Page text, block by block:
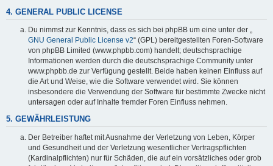
4. GENERAL PUBLIC LICENSE
Du nimmst zur Kenntnis, dass es sich bei phpBB um eine unter der „
GNU General Public License v2“ (GPL) bereitgestellten Foren-Software
von phpBB Limited (www.phpbb.com) handelt; deutschsprachige
Informationen werden durch die deutschsprachige Community unter
www.phpbb.de zur Verfügung gestellt. Beide haben keinen Einfluss auf
die Art und Weise, wie die Software verwendet wird. Sie können
insbesondere die Verwendung der Software für bestimmte Zwecke nicht
untersagen oder auf Inhalte fremder Foren Einfluss nehmen.
5. GEWÄHRLEISTUNG
Der Betreiber haftet mit Ausnahme der Verletzung von Leben, Körper
und Gesundheit und der Verletzung wesentlicher Vertragspflichten
(Kardinalpflichten) nur für Schäden, die auf ein vorsätzliches oder grob